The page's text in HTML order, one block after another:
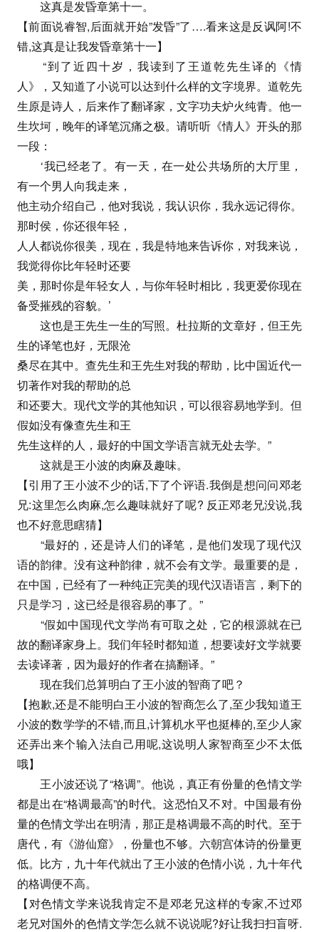
这真是发昏章第十一。
【前面说睿智,后面就开始”发昏”了….看来这是反讽阿!不
错,这真是让我发昏章第十一】
“到了近四十岁，我读到了王道乾先生译的《情
人》，又知道了小说可以达到什么样的文字境界。道乾先
生原是诗人，后来作了翻译家，文字功夫炉火纯青。他一
生坎坷，晚年的译笔沉痛之极。请听听《情人》开头的那
一段：
‘我已经老了。有一天，在一处公共场所的大厅里，
有一个男人向我走来，
他主动介绍自己，他对我说，我认识你，我永远记得你。
那时侯，你还很年轻，
人人都说你很美，现在，我是特地来告诉你，对我来说，
我觉得你比年轻时还要
美，那时你是年轻女人，与你年轻时相比，我更爱你现在
备受摧残的容貌。’
这也是王先生一生的写照。杜拉斯的文章好，但王先
生的译笔也好，无限沧
桑尽在其中。查先生和王先生对我的帮助，比中国近代一
切著作对我的帮助的总
和还要大。现代文学的其他知识，可以很容易地学到。但
假如没有像查先生和王
先生这样的人，最好的中国文学语言就无处去学。”
这就是王小波的肉麻及趣味。
【引用了王小波不少的话,下了个评语.我倒是想问问邓老
兄:这里怎么肉麻,怎么趣味就好了呢? 反正邓老兄没说,我
也不好意思瞎猜】
“最好的，还是诗人们的译笔，是他们发现了现代汉
语的韵律。没有这种韵律，就不会有文学。最重要的是，
在中国，已经有了一种纯正完美的现代汉语语言，剩下的
只是学习，这已经是很容易的事了。”
“假如中国现代文学尚有可取之处，它的根源就在已
故的翻译家身上。我们年轻时都知道，想要读好文学就要
去读译著，因为最好的作者在搞翻译。”
现在我们总算明白了王小波的智商了吧？
【抱歉,还是不能明白王小波的智商怎么了,至少我知道王
小波的数学学的不错,而且,计算机水平也挺棒的,至少人家
还弄出来个输入法自己用呢,这说明人家智商至少不太低
哦】
王小波还说了“格调”。他说，真正有份量的色情文学
都是出在“格调最高”的时代。这恐怕又不对。中国最有份
量的色情文学出在明清，那正是格调最不高的时代。至于
唐代，有《游仙窟》，份量也不够。六朝宫体诗的份量更
低。比方，九十年代就出了王小波的色情小说，九十年代
的格调便不高。
【对色情文学来说我肯定不是邓老兄这样的专家,不过邓
老兄对国外的色情文学怎么就不说说呢?好让我扫扫盲呀.